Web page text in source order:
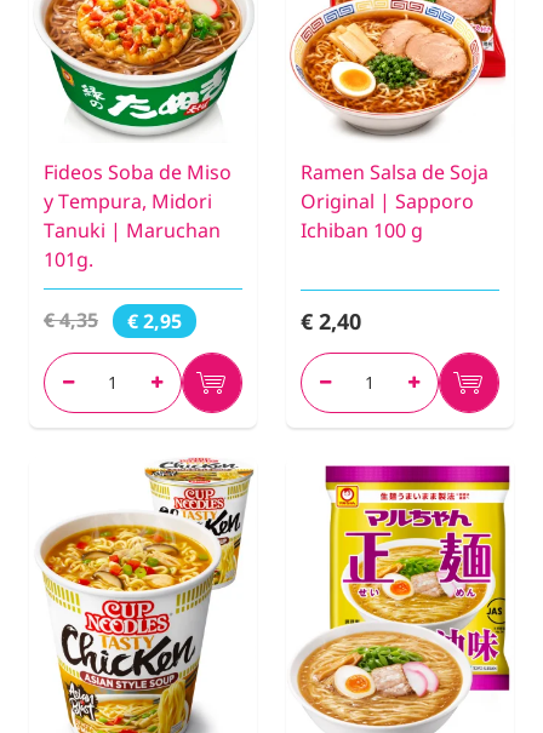
Fideos Soba de Miso
y Tempura, Midori
Tanuki | Maruchan
101g.
€ 4,35 € 2,95
Ramen Salsa de Soja
Original | Sapporo
Ichiban 100 g
€ 2,40